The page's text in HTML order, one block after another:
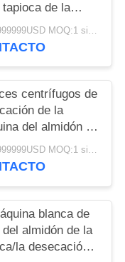
tapioca de la
grande/del
de la industria
2000-999999USD MOQ:1 sistema
centrífugos de
de la
del almidón de
de la fibra
2000-999999USD MOQ:1 sistema
blanca de
del almidón de la
la desecación